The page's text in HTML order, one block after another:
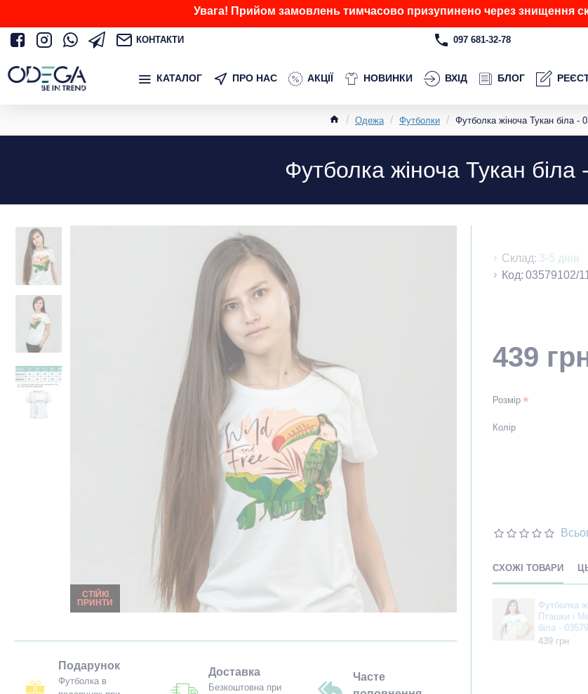
Увага! Прийом замовлень тимчасово призупинено через знищення
КОНТАКТИ 097 681-32-78
КАТАЛОГ ПРО НАС АКЦІЇ НОВИНКИ ВХІД БЛОГ
Одежа Футболки Футболка жіноча Тукан біла -
Футболка жіноча Тукан біла
СТІЙКІ
ПРИНТИ
Подарунок
Футболка в
Доставка
Безкоштовна при
Часте
Склад: 3-5 днів
Код: 03579102/
439
Розмір
Колір
СХОЖІ ТОВАРИ
Футболка
Пташки і
біла - 03579
439 грн